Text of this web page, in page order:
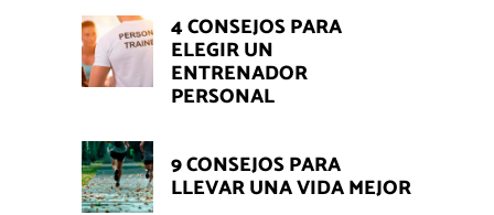
4 CONSEJOS PARA
ELEGIR UN
ENTRENADOR
PERSONAL
9 CONSEJOS PARA
LLEVAR UNA VIDA MEJOR